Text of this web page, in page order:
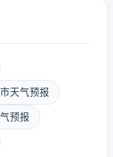
天气预报
预报